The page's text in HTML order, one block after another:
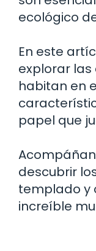
ecológico
En este
explorar
habitan en
papel que
descubrir
templado y
increíble